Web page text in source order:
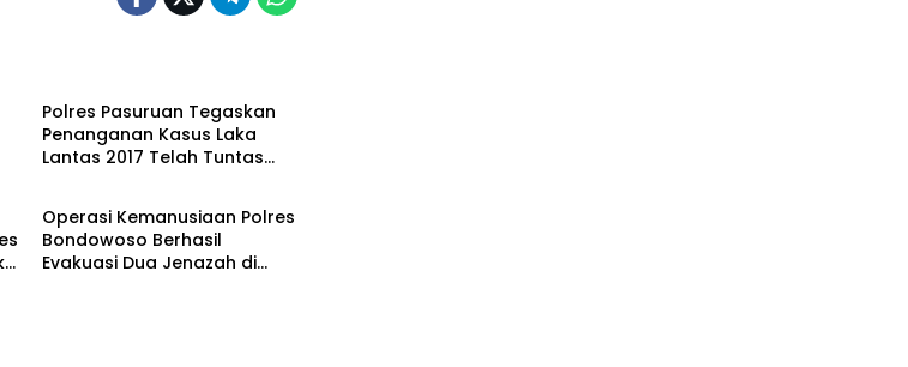
Polres Pasuruan Tegaskan
Penanganan Kasus Laka
Lantas 2017 Telah Tuntas
Operasi Kemanusiaan Polres
Bondowoso Berhasil
Evakuasi Dua Jenazah di